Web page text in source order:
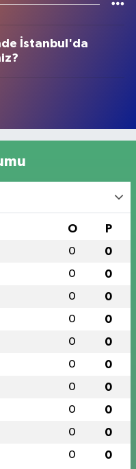
İstanbul'da
O P
0 0
0 0
0 0
0 0
0 0
0 0
0 0
0 0
0 0
0 0